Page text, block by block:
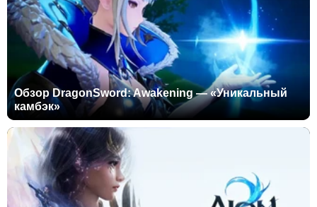
Обзор DragonSword: Awakening — «Уникальный
камбэк»